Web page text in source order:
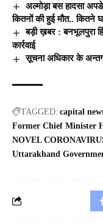
अल्मोड़ा बस हादसा
कितनों की हुई मौत.. कितने
बड़ी ख़बर : बनभूलपुरा
कार्रवाई
सूचना अधिकार के
TAGGED: capital
Former Chief Minister
NOVEL
Uttarakhand